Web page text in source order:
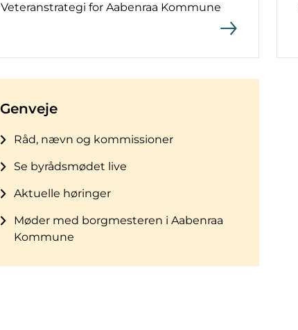
Veteranstrategi for Aabenraa Kommune
Genveje
Råd, nævn og kommissioner
Se byrådsmødet live
Aktuelle høringer
Møder med borgmesteren i Aabenraa
Kommune